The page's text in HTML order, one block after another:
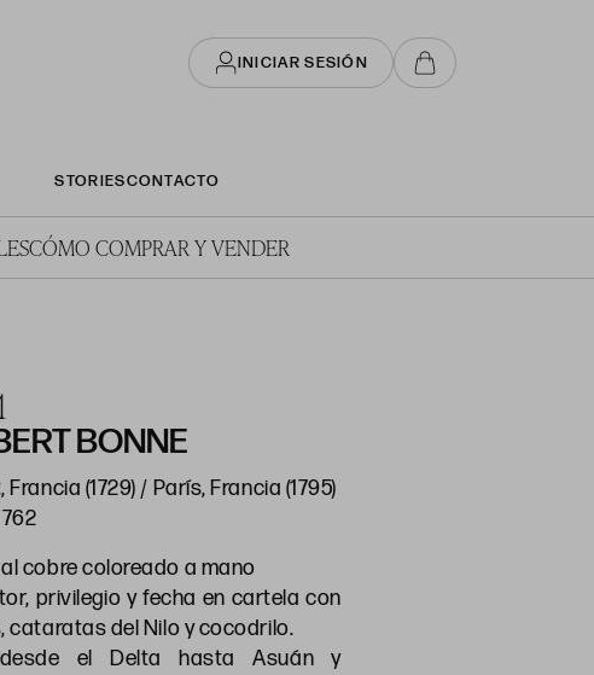
INICIAR SESIÓN
STORIESCONTACTO
CÓMO COMPRAR Y VENDER
BONNE
(1729) / París, Francia (1795)
cobre coloreado a mano
privilegio y fecha en cartela con
cataratas del Nilo y cocodrilo.
el Delta hasta Asuán y